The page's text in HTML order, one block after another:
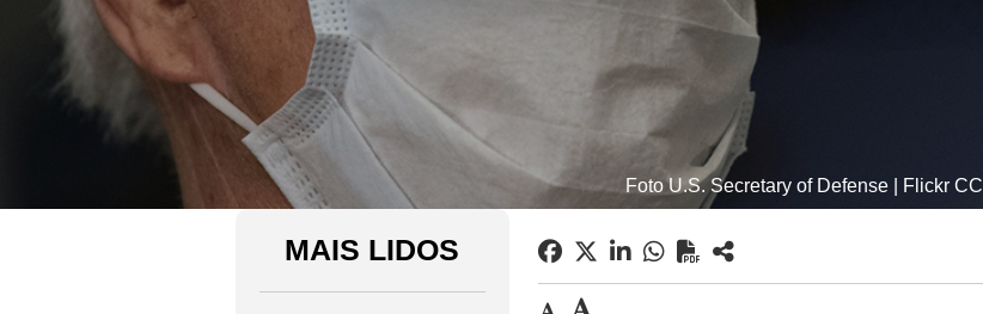
Foto U.S. Secretary of Defense | Flickr CC
MAIS LIDOS